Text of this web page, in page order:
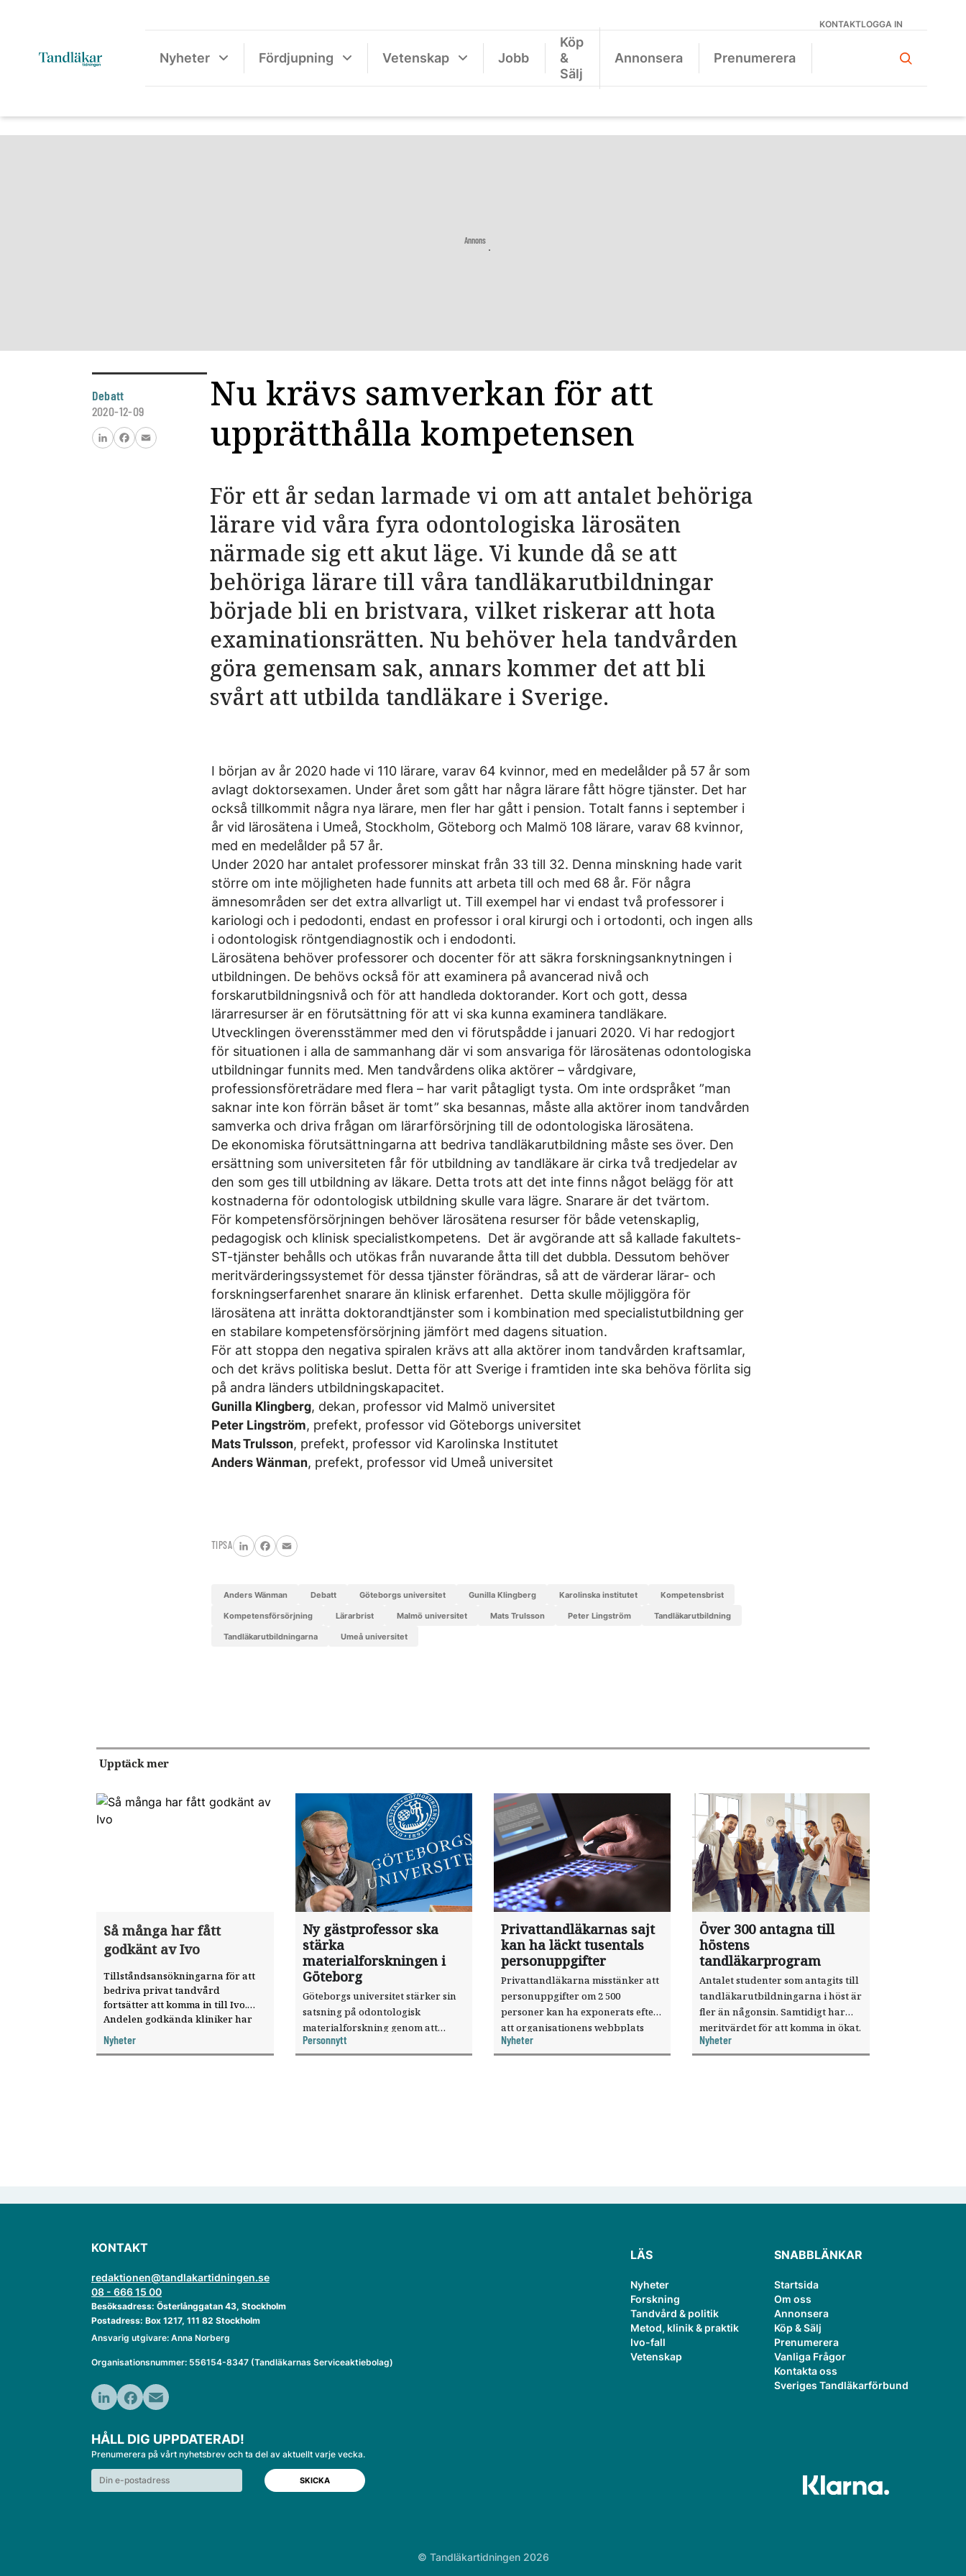
KONTAKTLOGGA IN
Nyheter Fördjupning Vetenskap Jobb
Köp
&
Sälj
Annonsera Prenumerera
Annons
Debatt
2020-12-09
FacebookEmail
Nu krävs samverkan för att
upprätthålla kompetensen
För ett år sedan larmade vi om att antalet behöriga
lärare vid våra fyra odontologiska lärosäten
närmade sig ett akut läge. Vi kunde då se att
behöriga lärare till våra tandläkarutbildningar
började bli en bristvara, vilket riskerar att hota
examinationsrätten. Nu behöver hela tandvården
göra gemensam sak, annars kommer det att bli
svårt att utbilda tandläkare i Sverige.
I början av år 2020 hade vi 110 lärare, varav 64 kvinnor, med en medelålder på 57 år som
avlagt doktorsexamen. Under året som gått har några lärare fått högre tjänster. Det har
också tillkommit några nya lärare, men fler har gått i pension. Totalt fanns i september i
år vid lärosätena i Umeå, Stockholm, Göteborg och Malmö 108 lärare, varav 68 kvinnor,
med en medelålder på 57 år.
Under 2020 har antalet professorer minskat från 33 till 32. Denna minskning hade varit
större om inte möjligheten hade funnits att arbeta till och med 68 år. För några
ämnesområden ser det extra allvarligt ut. Till exempel har vi endast två professorer i
kariologi och i pedodonti, endast en professor i oral kirurgi och i ortodonti, och ingen alls
i odontologisk röntgendiagnostik och i endodonti.
Lärosätena behöver professorer och docenter för att säkra forskningsanknytningen i
utbildningen. De behövs också för att examinera på avancerad nivå och
forskarutbildningsnivå och för att handleda doktorander. Kort och gott, dessa
lärarresurser är en förutsättning för att vi ska kunna examinera tandläkare.
Utvecklingen överensstämmer med den vi förutspådde i januari 2020. Vi har redogjort
för situationen i alla de sammanhang där vi som ansvariga för lärosätenas odontologiska
utbildningar funnits med. Men tandvårdens olika aktörer – vårdgivare,
professionsföreträdare med flera – har varit påtagligt tysta. Om inte ordspråket ”man
saknar inte kon förrän båset är tomt” ska besannas, måste alla aktörer inom tandvården
samverka och driva frågan om lärarförsörjning till de odontologiska lärosätena.
De ekonomiska förutsättningarna att bedriva tandläkarutbildning måste ses över. Den
ersättning som universiteten får för utbildning av tandläkare är cirka två tredjedelar av
den som ges till utbildning av läkare. Detta trots att det inte finns något belägg för att
kostnaderna för odontologisk utbildning skulle vara lägre. Snarare är det tvärtom.
För kompetensförsörjningen behöver lärosätena resurser för både vetenskaplig,
pedagogisk och klinisk specialistkompetens. Det är avgörande att så kallade fakultets-
ST-tjänster behålls och utökas från nuvarande åtta till det dubbla. Dessutom behöver
meritvärderingssystemet för dessa tjänster förändras, så att de värderar lärar- och
forskningserfarenhet snarare än klinisk erfarenhet. Detta skulle möjliggöra för
lärosätena att inrätta doktorandtjänster som i kombination med specialistutbildning ger
en stabilare kompetensförsörjning jämfört med dagens situation.
För att stoppa den negativa spiralen krävs att alla aktörer inom tandvården kraftsamlar,
och det krävs politiska beslut. Detta för att Sverige i framtiden inte ska behöva förlita sig
på andra länders utbildningskapacitet.
Gunilla Klingberg, dekan, professor vid Malmö universitet
Peter Lingström, prefekt, professor vid Göteborgs universitet
Mats Trulsson, prefekt, professor vid Karolinska Institutet
Anders Wänman, prefekt, professor vid Umeå universitet
TIPSA
LinkedInFacebook
Email
Anders Wänman Debatt Göteborgs universitet Gunilla Klingberg Karolinska institutet Kompetensbrist
kompetensförsörjning lärarbrist Malmö universitet Mats Trulsson Peter Lingström tandläkarutbildning
tandläkarutbildningarna Umeå universitet
Upptäck mer
Så många har fått
godkänt av Ivo
Tillståndsansökningarna för att
bedriva privat tandvård
fortsätter att komma in till Ivo.
Andelen godkända kliniker har
Nyheter
Ny gästprofessor ska
stärka
materialforskningen i
Göteborg
Göteborgs universitet stärker sin
satsning på odontologisk
materialforskning genom att
knyta forskaren Pekka Vallittu till
verksamheten som gästprofessor.
Personnytt
Privattandläkarnas sajt
kan ha läckt tusentals
personuppgifter
Privattandläkarna misstänker att
personuppgifter om 2 500
personer kan ha exponerats efter
att organisationens webbplats
utnyttjats genom en sårbarhet i ett
publiceringsverktyg.
Nyheter
Över 300 antagna till
höstens
tandläkarprogram
Antalet studenter som antagits till
tandläkarutbildningarna i höst är
fler än någonsin. Samtidigt har
meritvärdet för att komma in ökat.
Nyheter
KONTAKT
redaktionen@tandlakartidningen.se
08 - 666 15 00
Besöksadress: Österlånggatan 43, Stockholm
Postadress: Box 1217, 111 82 Stockholm
Ansvarig utgivare: Anna Norberg
Organisationsnummer: 556154-8347 (Tandläkarnas Serviceaktiebolag)
HÅLL DIG UPPDATERAD!
Prenumerera på vårt nyhetsbrev och ta del av aktuellt varje vecka.
LÄS
Nyheter
Forskning
Tandvård & politik
Metod, klinik & praktik
Ivo-fall
Vetenskap
SNABBLÄNKAR
Startsida
Om oss
Annonsera
Köp & Sälj
Prenumerera
Vanliga Frågor
Kontakta oss
Sveriges Tandläkarförbund
© Tandläkartidningen 2026